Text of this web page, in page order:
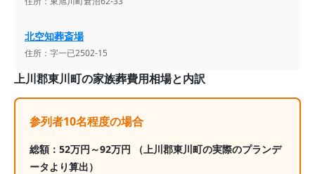
北空知葬斎場
住所： 字一已2502-15
上川郡東川町の家族葬費用相場と内訳
参列者10名程度の場合
総額： 52万円～92万円 （上川郡東川町の実際のプランデ
ータより算出）